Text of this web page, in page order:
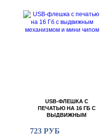
USB-ФЛЕШКА С
ПЕЧАТЬЮ НА 16 ГБ С
ВЫДВИЖНЫМ
ЧИПОМ
723 РУБ